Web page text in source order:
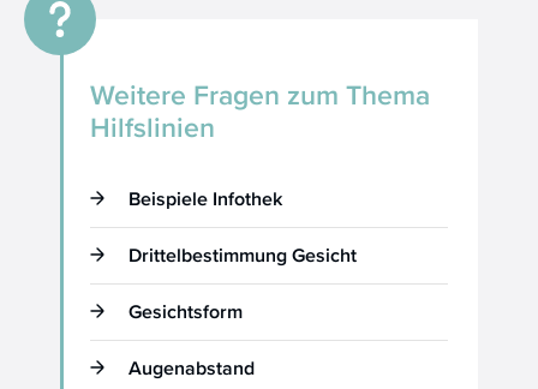
Weitere Fragen zum Thema
Hilfslinien
Beispiele Infothek
Drittelbestimmung Gesicht
Gesichtsform
Augenabstand